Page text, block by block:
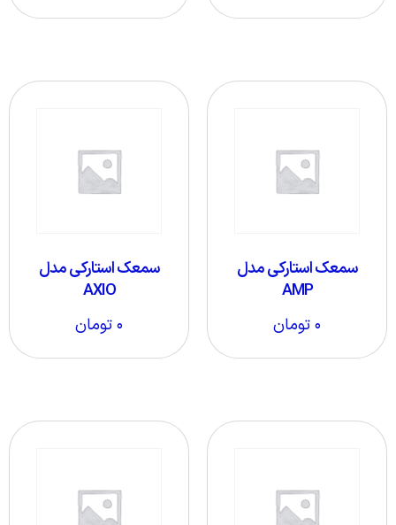
سمعک استارکی مدل
AMP
۰تومان
سمعک استارکی مدل
AXIO
۰تومان